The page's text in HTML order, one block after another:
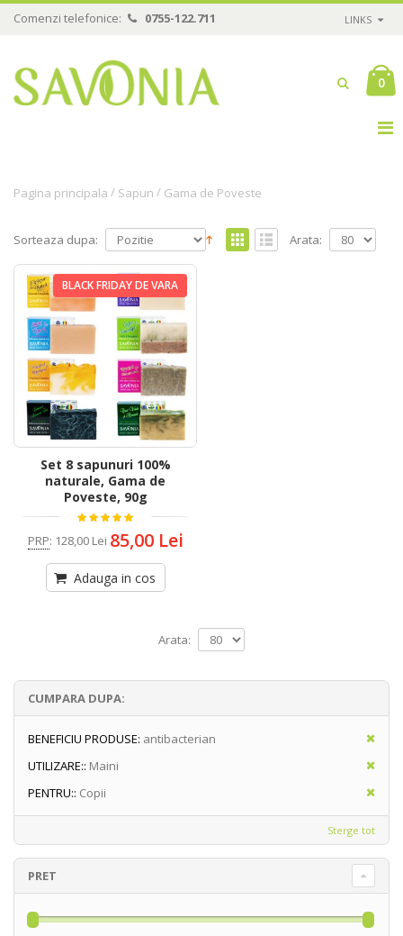
Comenzi telefonice: 0755-122.711 LINKS
0
Pagina principala / Sapun / Gama de Poveste
Sorteaza dupa: Arata:
BLACK FRIDAY DE VARA
Set 8 sapunuri 100%
naturale, Gama de
Poveste, 90g
PRP: 128,00 Lei 85,00 Lei
Adauga in cos
Arata:
CUMPARA DUPA:
BENEFICIU PRODUSE: antibacterian
UTILIZARE:: Maini
PENTRU:: Copii
Sterge tot
PRET